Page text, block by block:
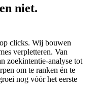
niet.
clicks. Wij bouwen
verpletteren. Van
zoekintentie-analyse tot
om te ranken én te
nog vóór het eerste